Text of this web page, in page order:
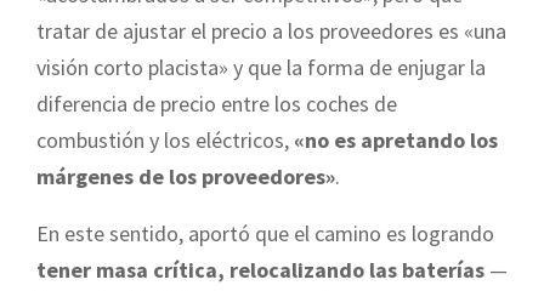
tratar de ajustar el precio a los proveedores es «una
visión corto placista» y que la forma de enjugar la
diferencia de precio entre los coches de
combustión y los eléctricos, «no es apretando los
márgenes de los proveedores».
En este sentido, aportó que el camino es logrando
tener masa crítica, relocalizando las baterías —